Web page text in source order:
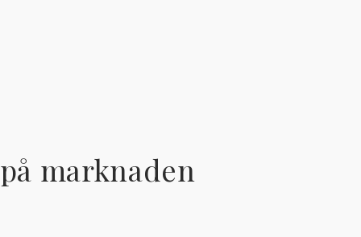
marknaden